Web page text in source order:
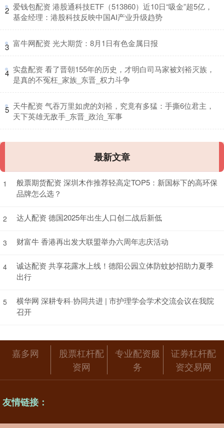
2 ​爱钱包配资 港股通科技ETF（513860）近10日“吸金”超5亿，
基金经理：港股科技反映中国AI产业升级趋势
3 ​富牛网配资 光大期货：8月1日有色金属日报
4 ​实盘配资 看了晋朝155年的历史，才明白司马家被刘裕灭族，
是真的不冤枉_家族_东晋_权力斗争
5 ​天牛配资 气吞万里如虎的刘裕，究竟有多猛：手撕6位君主，
天下英雄无敌手_东晋_政治_军事
最新文章
1
般票期货配资 深圳木作推荐轻高定TOP5：新国标下的高环保
品牌怎么选？
2 达人配资 德国2025年出生人口创二战后新低
3 财富牛 香港再出发大联盟举办六周年志庆活动
4
诚达配资 共享花露水上线！德阳公园立体防蚊妙招助力夏季
出行
5
横华网 深耕专科·协同共进 | 市护理学会学术交流会议在我院
召开
嘉多网
股票杠杆配
资网
专业配资服
务
证券杠杆配
资交易网
友情链接：